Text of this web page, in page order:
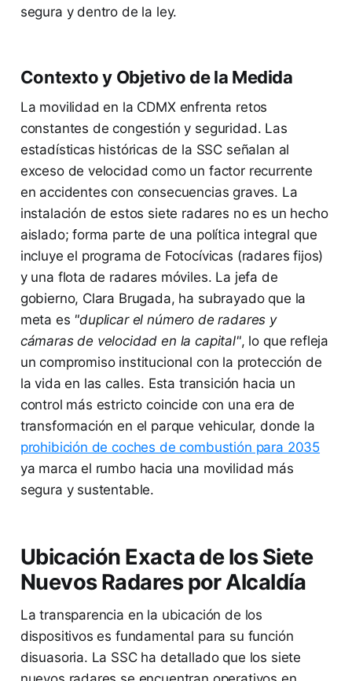
segura y dentro de la ley.
Contexto y Objetivo de la Medida
La movilidad en la CDMX enfrenta retos
constantes de congestión y seguridad. Las
estadísticas históricas de la SSC señalan al
exceso de velocidad como un factor recurrente
en accidentes con consecuencias graves. La
instalación de estos siete radares no es un hecho
aislado; forma parte de una política integral que
incluye el programa de Fotocívicas (radares fijos)
y una flota de radares móviles. La jefa de
gobierno, Clara Brugada, ha subrayado que la
meta es "duplicar el número de radares y
cámaras de velocidad en la capital", lo que refleja
un compromiso institucional con la protección de
la vida en las calles. Esta transición hacia un
control más estricto coincide con una era de
transformación en el parque vehicular, donde la
prohibición de coches de combustión para 2035
ya marca el rumbo hacia una movilidad más
segura y sustentable.
Ubicación Exacta de los Siete
Nuevos Radares por Alcaldía
La transparencia en la ubicación de los
dispositivos es fundamental para su función
disuasoria. La SSC ha detallado que los siete